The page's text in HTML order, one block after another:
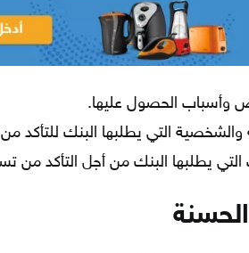
وأسباب الحصول عليها.
والشخصية التي يطلبها البنك
يطلبها البنك من أجل التأكد من